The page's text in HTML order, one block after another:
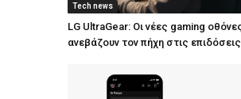
Tech news
LG UltraGear: Οι νέες gaming
ανεβάζουν τον πήχη στις επιδόσεις